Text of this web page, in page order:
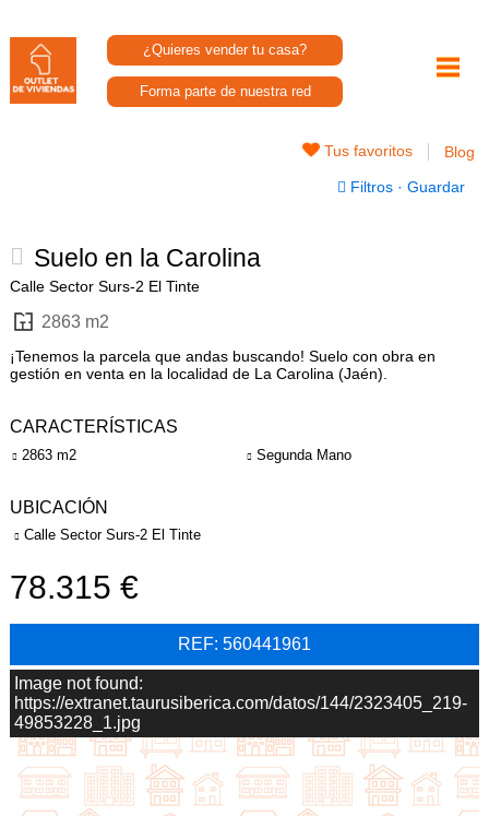
¿Quieres vender tu casa?
Forma parte de nuestra red
Tus favoritos
Blog
· Guardar
Filtros
Suelo en la Carolina
Calle Sector Surs-2 El Tinte
2863 m2
¡Tenemos la parcela que andas buscando! Suelo con obra en
gestión en venta en la localidad de La Carolina (Jaén).
CARACTERÍSTICAS
2863 m2 Segunda Mano
UBICACIÓN
Calle Sector Surs-2 El Tinte
78.315
REF: 560441961
Image not found:
https://extranet.taurusiberica.com/datos/144/2323405_219-
49853228_1.jpg